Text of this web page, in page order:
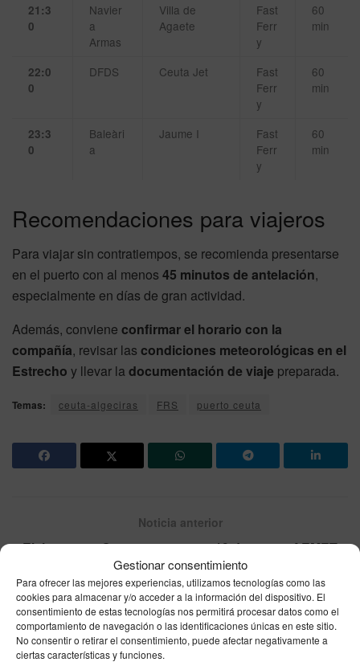
Gestionar consentimiento
Para ofrecer las mejores experiencias, utilizamos tecnologías como las
cookies para almacenar y/o acceder a la información del dispositivo. El
consentimiento de estas tecnologías nos permitirá procesar datos como el
comportamiento de navegación o las identificaciones únicas en este sitio.
No consentir o retirar el consentimiento, puede afectar negativamente a
ciertas características y funciones.
21:3
0
Navier
a
Armas
Villa de
Agaete
Fast
Ferr
y
60
min
22:0
0
DFDS Ceuta Jet
Fast
Ferr
y
60
min
23:3
0
Baleàri
a
Jaume I
Fast
Ferr
y
60
min
Recomendaciones para viajeros
Para viajar sin contratiempos, se recomienda presentarse
en el puerto con al menos 45 minutos de antelación,
especialmente en días de gran actividad.
Además, conviene confirmar el horario con la
compañía, revisar las condiciones meteorológicas en el
Estrecho y llevar ladocumentación de viaje preparada.
Temas: ceuta-algeciras FRS puerto ceuta
Noticia anterior
El tiempo en Ceuta este martes 19 de mayo: AEMET
apunta a nubes altas, 25°C de máxima y viento del Este
Siguiente noticia
Avance de «Sueños de libertad»: Brossard comunica
el traslado de la fábrica a Marruecos